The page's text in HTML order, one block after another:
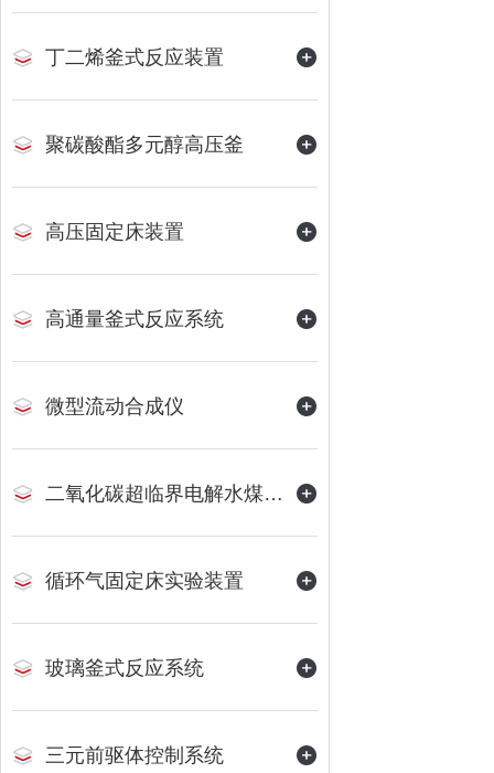
丁二烯釜式反应装置
聚碳酸酯多元醇高压釜
高压固定床装置
高通量釜式反应系统
微型流动合成仪
二氧化碳超临界电解水煤浆制甲烷装置
循环气固定床实验装置
玻璃釜式反应系统
三元前驱体控制系统